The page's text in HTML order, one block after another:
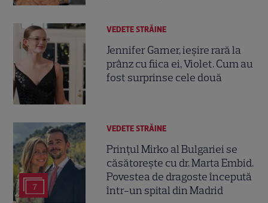
VEDETE STRĂINE
Jennifer Garner, ieșire rară la
prânz cu fiica ei, Violet. Cum au
fost surprinse cele două
7
VEDETE STRĂINE
Prințul Mirko al Bulgariei se
căsătorește cu dr. Marta Embid.
Povestea de dragoste începută
într-un spital din Madrid